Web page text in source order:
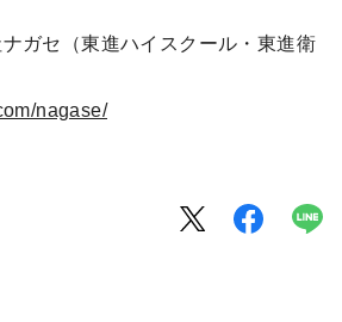
ガセ（東進ハイスクール・東進衛
nagase/